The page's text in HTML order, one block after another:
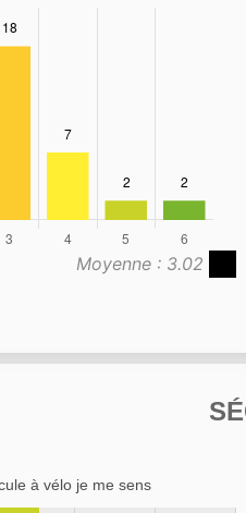
Moyenne : 3.02
à vélo je me sens